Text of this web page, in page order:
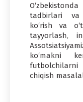
tadbirlari va
ko‘rish va
tayyorlash,
ko‘makni
futbolchilarni
chiqish